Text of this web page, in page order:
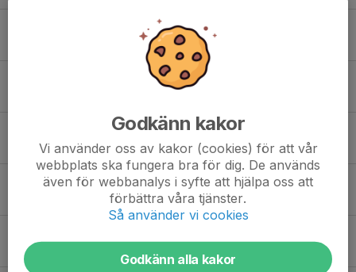
U18 SM i Jönköping
Job Announcement - Administrative Support
9 apr, 20:50 0
🎄✨ Merry Christmas & Happy New Year
24 dec 2025 1
Godkänn kakor
Vi använder oss av kakor (cookies) för att vår
webbplats ska fungera bra för dig. De används
även för webbanalys i syfte att hjälpa oss att
förbättra våra tjänster.
Så använder vi cookies
Godkänn alla kakor